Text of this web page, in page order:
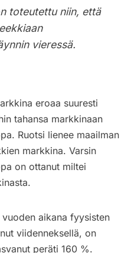
toteutettu niin, että
vieressä.
eroaa suuresti
tahansa markkinaan
Ruotsi lienee maailman
markkina. Varsin
on ottanut miltei
aikana fyysisten
viidenneksellä, on
peräti 160 %.